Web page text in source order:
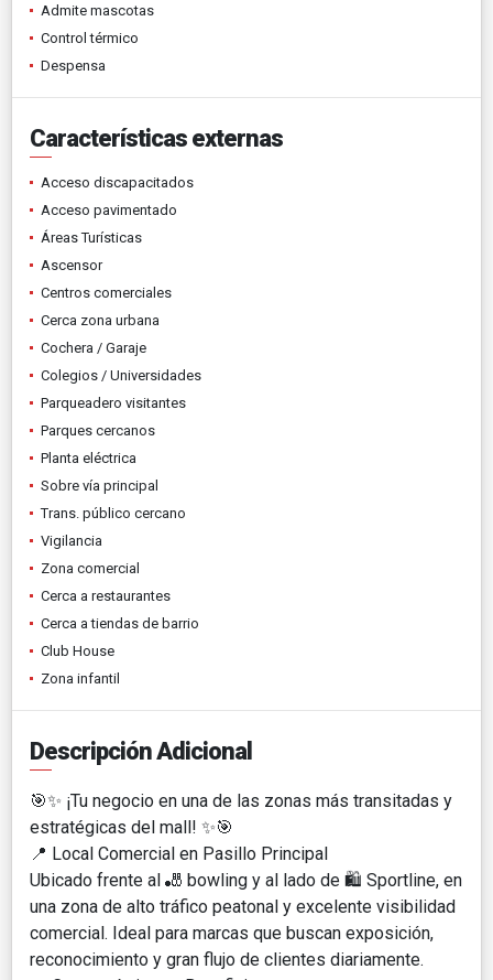
Admite mascotas
Control térmico
Despensa
Características externas
Acceso discapacitados
Acceso pavimentado
Áreas Turísticas
Ascensor
Centros comerciales
Cerca zona urbana
Cochera / Garaje
Colegios / Universidades
Parqueadero visitantes
Parques cercanos
Planta eléctrica
Sobre vía principal
Trans. público cercano
Vigilancia
Zona comercial
Cerca a restaurantes
Cerca a tiendas de barrio
Club House
Zona infantil
Descripción Adicional
🎯✨ ¡Tu negocio en una de las zonas más transitadas y
estratégicas del mall! ✨🎯
📍 Local Comercial en Pasillo Principal
Ubicado frente al 🎳 bowling y al lado de 🛍️ Sportline, en
una zona de alto tráfico peatonal y excelente visibilidad
comercial. Ideal para marcas que buscan exposición,
reconocimiento y gran flujo de clientes diariamente.